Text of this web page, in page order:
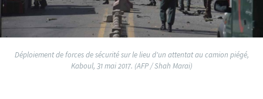
Déploiement de forces de sécurité sur le lieu d'un attentat au camion piégé,
Kaboul, 31 mai 2017. (AFP / Shah Marai)